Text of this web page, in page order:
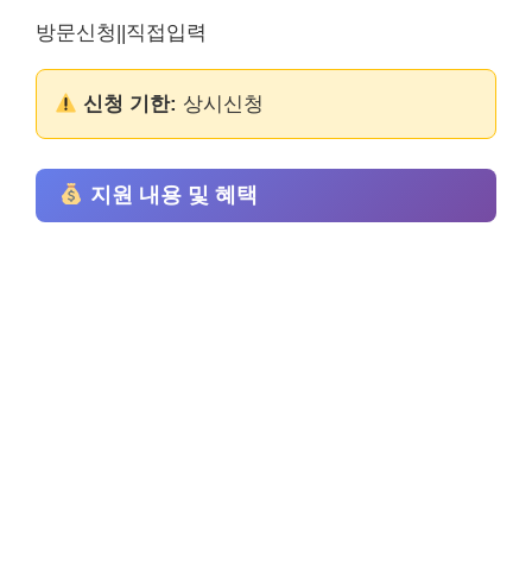
방문신청||직접입력
신청 기한: 상시신청
지원 내용 및 혜택